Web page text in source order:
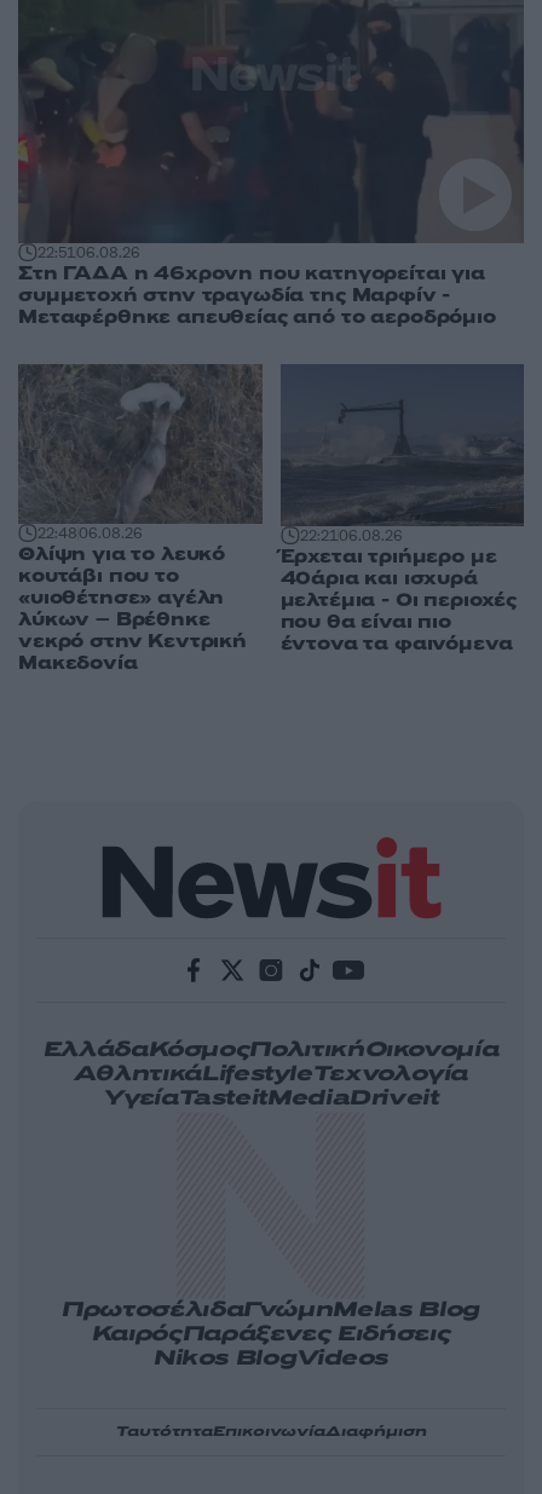
22:5106.08.26
Στη ΓΑΔΑ η 46χρονη που κατηγορείται για
συμμετοχή στην τραγωδία της Μαρφίν -
Μεταφέρθηκε απευθείας από το αεροδρόμιο
22:4806.08.26
Θλίψη για το λευκό
κουτάβι που το
«υιοθέτησε» αγέλη
λύκων – Βρέθηκε
νεκρό στην Κεντρική
Μακεδονία
22:2106.08.26
Έρχεται τριήμερο με
40άρια και ισχυρά
μελτέμια - Οι περιοχές
που θα είναι πιο
έντονα τα φαινόμενα
ΕλλάδαΚόσμοςΠολιτικήΟικονομία
ΑθλητικάLifestyleΤεχνολογία
ΥγείαTasteitMediaDriveit
ΠρωτοσέλιδαΓνώμηMelas Blog
ΚαιρόςΠαράξενες Ειδήσεις
Nikos BlogVideos
ΤαυτότηταΕπικοινωνίαΔιαφήμιση